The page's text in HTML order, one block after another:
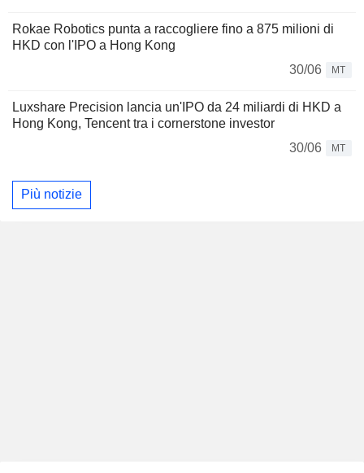
Rokae Robotics punta a raccogliere fino a 875 milioni di
HKD con l'IPO a Hong Kong
30/06
MT
Luxshare Precision lancia un'IPO da 24 miliardi di HKD a
Hong Kong, Tencent tra i cornerstone investor
30/06
MT
Più notizie